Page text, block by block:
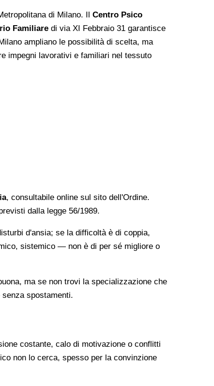
di Milano. Il Centro Psico
Familiare di via XI Febbraio 31 garantisce
ampliano le possibilità di scelta, ma
impegni lavorativi e familiari nel tessuto
, consultabile online sul sito dell'Ordine.
dalla legge 56/1989.
d'ansia; se la difficoltà è di coppia,
sistemico — non è di per sé migliore o
ma se non trovi la specializzazione che
spostamenti.
costante, calo di motivazione o conflitti
non lo cerca, spesso per la convinzione